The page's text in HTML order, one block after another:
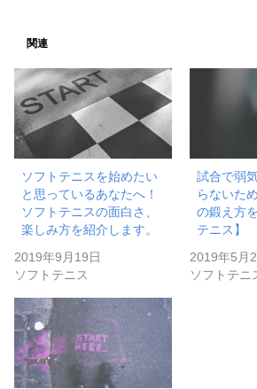
関連
ソフトテニスを始めたい
と思っているあなたへ！
ソフトテニスの面白さ、
楽しみ方を紹介します。
2019年9月19日
ソフトテニス
試合で弱
らないた
の鍛え方
テニス】
2019年5月
ソフトテニ